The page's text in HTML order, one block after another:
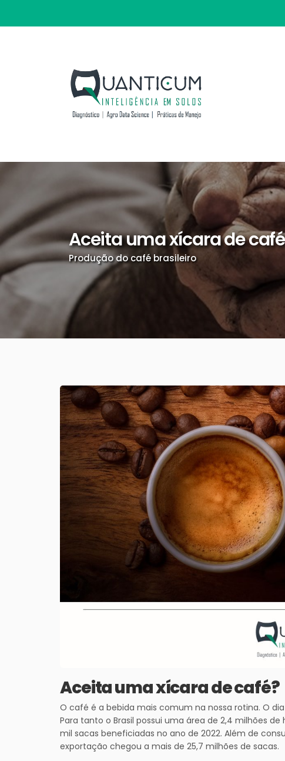
Aceita uma xícara de
Produção do café brasileiro
Aceita uma xícara de café?
O café é a bebida mais comum na nossa rotina. O
Para tanto o Brasil possui uma área de 2,4 milhões
mil sacas beneficiadas no ano de 2022. Além de
exportação chegou a mais de 25,7 milhões de sacas.